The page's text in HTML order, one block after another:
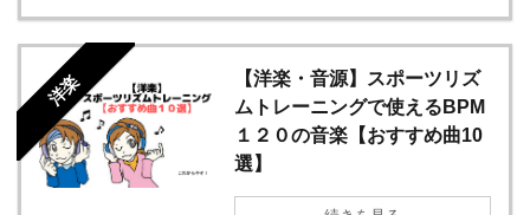
洋楽
【洋楽・音源】スポーツリズ
ムトレーニングで使えるBPM
１２０の音楽【おすすめ曲10
選】